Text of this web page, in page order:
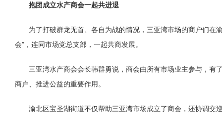
抱团成立水产商会一起共进退
为了打破群龙无首、各自为战的情况，三亚湾市场的商户们在
会”，连同市场党总支部，一起共商发展。
三亚湾水产商会会长韩群勇说，商会由所有市场业主参与，
商户、推进公益的重要作用。
渝北区宝圣湖街道不仅帮助三亚湾市场成立了商会，还协调交